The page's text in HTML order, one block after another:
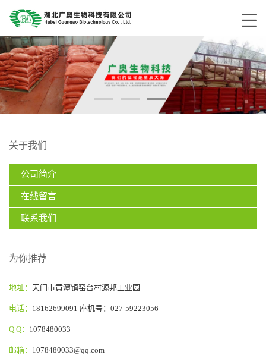
关于我们
公司简介
在线留言
联系我们
为你推荐
地址： 天门市黄潭镇窑台村源邦工业园
电话： 18162699091 座机号：027-59223056
Q Q： 1078480033
邮箱： 1078480033@qq.com